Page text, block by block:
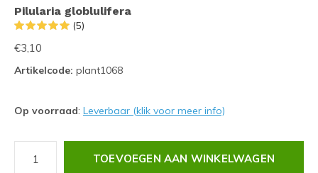
Pilularia globlulifera
(5)
€3,10
Artikelcode: plant1068
Op voorraad: Leverbaar (klik voor meer info)
TOEVOEGEN AAN WINKELWAGEN